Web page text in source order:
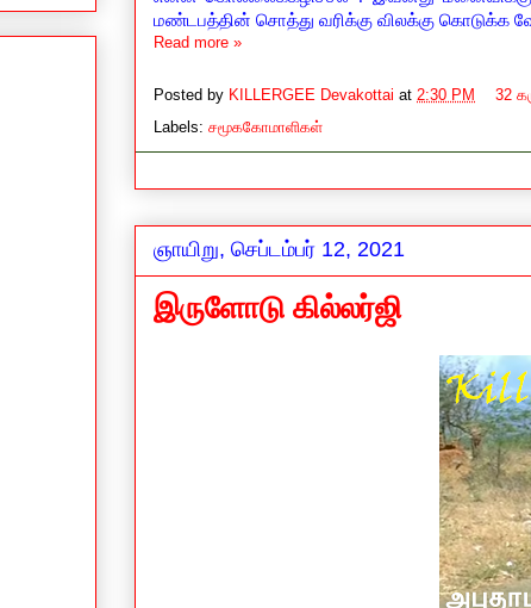
மண்டபத்தின் சொத்து வரிக்கு விலக்கு கொடுக்க
Read more »
Posted by KILLERGEE Devakottai at 2:30 PM
32
Labels: சமூககோமாளிகள்
ஞாயிறு, செப்டம்பர் 12, 2021
இருளோடு கில்லர்ஜி